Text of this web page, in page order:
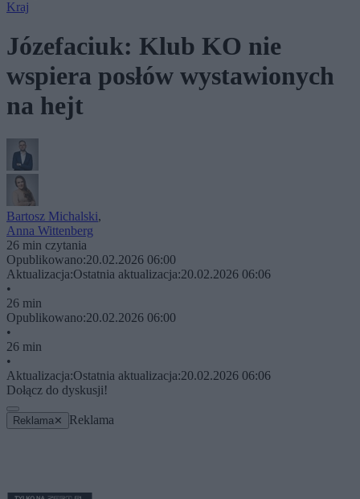
Kraj
Józefaciuk: Klub KO nie
wspiera posłów wystawionych
na hejt
Bartosz Michalski,
Anna Wittenberg
26 min czytania
Opublikowano:20.02.2026 06:00
Aktualizacja:Ostatnia aktualizacja:20.02.2026 06:06
•
26 min
Opublikowano:20.02.2026 06:00
•
26 min
•
Aktualizacja:Ostatnia aktualizacja:20.02.2026 06:06
Dołącz do dyskusji!
Reklama ✕ Reklama